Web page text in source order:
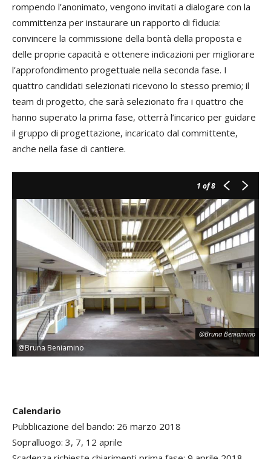
rompendo l’anonimato, vengono invitati a dialogare con la
committenza per instaurare un rapporto di fiducia:
convincere la commissione della bontà della proposta e
delle proprie capacità e ottenere indicazioni per migliorare
l’approfondimento progettuale nella seconda fase. I
quattro candidati selezionati ricevono lo stesso premio; il
team di progetto, che sarà selezionato fra i quattro che
hanno superato la prima fase, otterrà l’incarico per guidare
il gruppo di progettazione, incaricato dal committente,
anche nella fase di cantiere.
1 of 8
@Bruna Beniamino
@Bruna Beniamino
Calendario
Pubblicazione del bando: 26 marzo 2018
Sopralluogo: 3, 7, 12 aprile